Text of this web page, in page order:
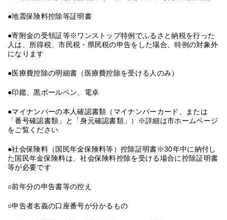
●地震保険料控除等証明書
●寄附金の受領証等※ワンストップ特例でふるさと納税を行った
人は、所得税、市民税・県民税の申告をした場合、特例の対象外
になります
●医療費控除の明細書（医療費控除を受ける人のみ）
●印鑑、黒ボールペン、電卓
●マイナンバーの本人確認書類（マイナンバーカード、または
「番号確認書類」と「身元確認書類」）※詳細は市ホームページ
をご覧ください
●社会保険料（国民年金保険料等）控除証明書※30年中に納付し
た国民年金保険料は、社会保険料控除を受ける場合に控除証明書
等が必要です
○前年分の申告書等の控え
○申告者名義の口座番号が分かるもの